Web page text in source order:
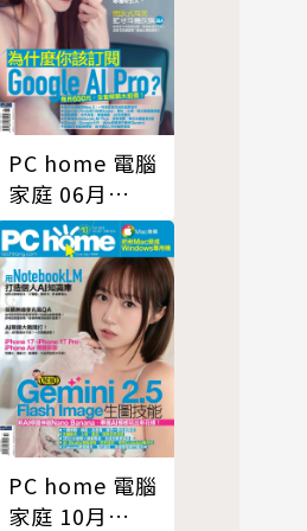
PC home 電腦
家庭 06月
號/2025 第353
期
PC home 電腦
家庭 10月